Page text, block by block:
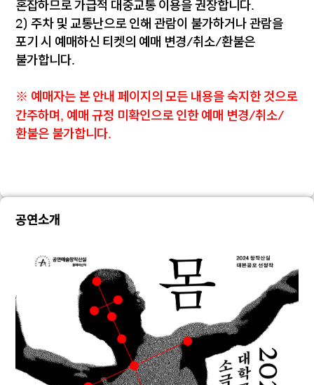
혼잡하므로 가급적 대중교통 이용을 권장합니다.
2) 주차 및 교통난으로 인해 관람이 불가하거나 관람을
포기 시 예매하신 티켓의 예매 변경/취소/환불은
불가합니다.
※ 예매자는 본 안내 페이지의 모든 내용을 숙지한 것으로
간주하며, 예매 규정 미확인으로 인한 예매 변경/취소/
환불은 불가합니다.
공연소개